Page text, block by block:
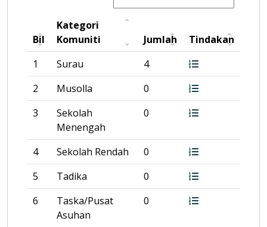
Bil
Kategori
Komuniti
Jumlah
Tindakan
1
Surau
4
2
Musolla
0
3
Sekolah
Menengah
0
4 Sekolah Rendah
0
5
Tadika
0
6
Taska/Pusat
Asuhan
0